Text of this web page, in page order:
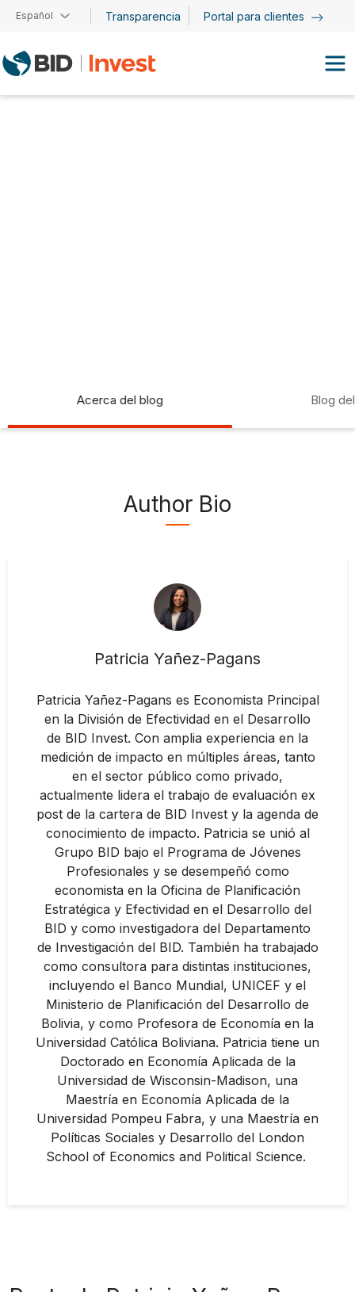
Pasar al contenido principal
Español Transparencia Portal para clientes
Acerca del blog Blog
Author Bio
Patricia Yañez-Pagans
Patricia Yañez-Pagans es Economista Principal
en la División de Efectividad en el Desarrollo
de BID Invest. Con amplia experiencia en la
medición de impacto en múltiples áreas, tanto
en el sector público como privado,
actualmente lidera el trabajo de evaluación ex
post de la cartera de BID Invest y la agenda de
conocimiento de impacto. Patricia se unió al
Grupo BID bajo el Programa de Jóvenes
Profesionales y se desempeñó como
economista en la Oficina de Planificación
Estratégica y Efectividad en el Desarrollo del
BID y como investigadora del Departamento
de Investigación del BID. También ha trabajado
como consultora para distintas instituciones,
incluyendo el Banco Mundial, UNICEF y el
Ministerio de Planificación del Desarrollo de
Bolivia, y como Profesora de Economía en la
Universidad Católica Boliviana. Patricia tiene un
Doctorado en Economía Aplicada de la
Universidad de Wisconsin-Madison, una
Maestría en Economía Aplicada de la
Universidad Pompeu Fabra, y una Maestría en
Políticas Sociales y Desarrollo del London
School of Economics and Political Science.